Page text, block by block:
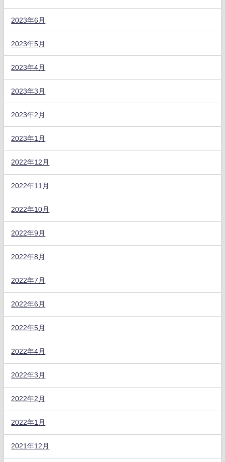
2023年6月
2023年5月
2023年4月
2023年3月
2023年2月
2023年1月
2022年12月
2022年11月
2022年10月
2022年9月
2022年8月
2022年7月
2022年6月
2022年5月
2022年4月
2022年3月
2022年2月
2022年1月
2021年12月